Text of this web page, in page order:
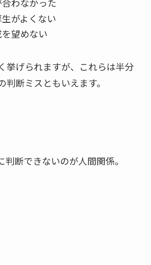
わなかった
がよくない
望めない
挙げられますが、これらは半分
判断ミスともいえます。
判断できないのが人間関係。